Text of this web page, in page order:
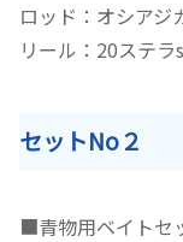
ロッド：オシアジ
リール：20ステ
セットNo２
■青物用ベイトセ